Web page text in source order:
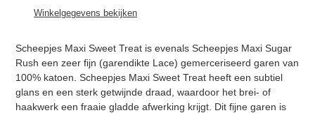
Winkelgegevens bekijken
Scheepjes Maxi Sweet Treat is evenals Scheepjes Maxi Sugar
Rush een zeer fijn (garendikte Lace) gemerceriseerd garen van
100% katoen. Scheepjes Maxi Sweet Treat heeft een subtiel
glans en een sterk getwijnde draad, waardoor het brei- of
haakwerk een fraaie gladde afwerking krijgt. Dit fijne garen is